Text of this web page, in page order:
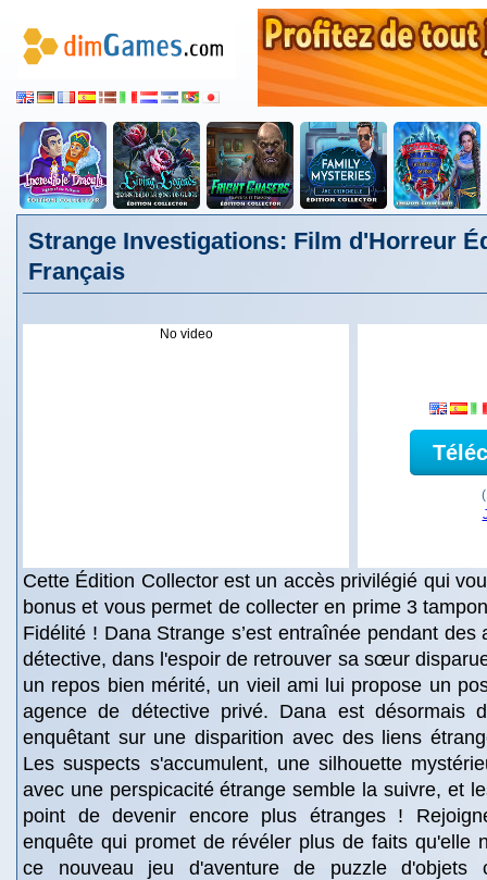
Strange Investigations: Film d'Horreur
Français
No video
Cette Édition Collector est un accès privilégié qui
bonus et vous permet de collecter en prime 3
Fidélité ! Dana Strange s’est entraînée pendant des
détective, dans l'espoir de retrouver sa sœur
un repos bien mérité, un vieil ami lui propose un
agence de détective privé. Dana est désormais
enquêtant sur une disparition avec des liens
Les suspects s'accumulent, une silhouette
avec une perspicacité étrange semble la suivre, et
point de devenir encore plus étranges !
enquête qui promet de révéler plus de faits qu'elle
ce nouveau jeu d'aventure de puzzle d'objets